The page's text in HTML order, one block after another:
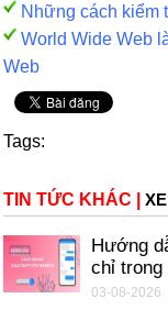
Những cách kiểm
World Wide Web
Web
Tags:
TIN TỨC KHÁC
Hướng
chỉ trong
03-08-2026